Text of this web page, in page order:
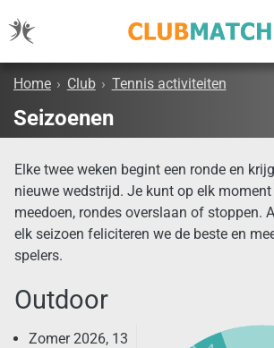
Home › Club › Tennis activiteiten
Seizoenen
Elke twee weken begint een ronde en
nieuwe wedstrijd. Je kunt op elk
meedoen, rondes overslaan of stoppen.
elk seizoen feliciteren we de beste en
spelers.
Outdoor
Zomer 2026, 13